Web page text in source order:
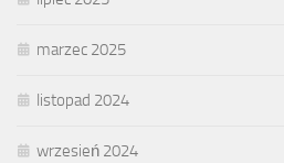
marzec 2025
listopad 2024
wrzesień 2024